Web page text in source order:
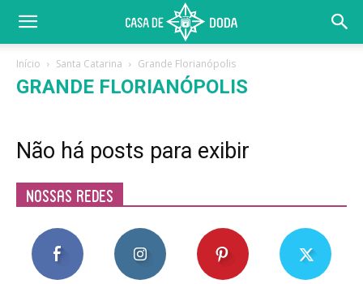
Início Santa Catarina Grande Florianópolis
GRANDE FLORIANÓPOLIS
Não há posts para exibir
Nossas Redes